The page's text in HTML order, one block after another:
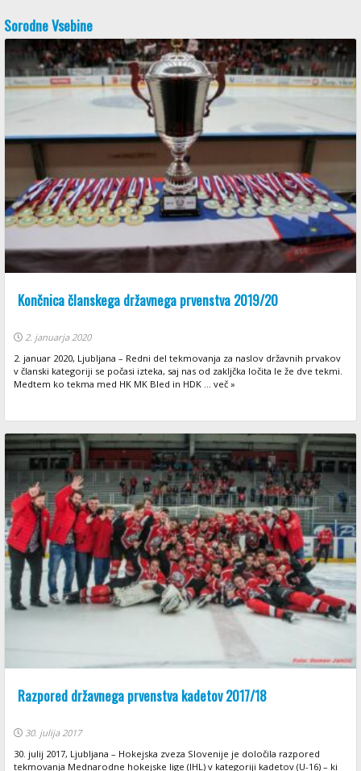
Sorodne Vsebine
Končnica članskega državnega prvenstva 2019/20
2. januarja 2020
2. januar 2020, Ljubljana – Redni del tekmovanja za naslov državnih prvakov
v članski kategoriji se počasi izteka, saj nas od zakljčka ločita le že dve tekmi.
Medtem ko tekma med HK MK Bled in HDK ... več »
Razpored državnega prvenstva kadetov 2017/18
30. julija 2017
30. julij 2017, Ljubljana – Hokejska zveza Slovenije je določila razpored
tekmovanja Mednarodne hokejske lige (IHL) v kategoriji kadetov (U-16) – ki